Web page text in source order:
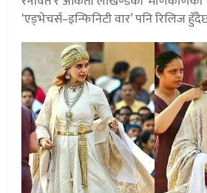
‘एड्भेचर्स–इन्फिनिटी वार’ पनि रिलिज